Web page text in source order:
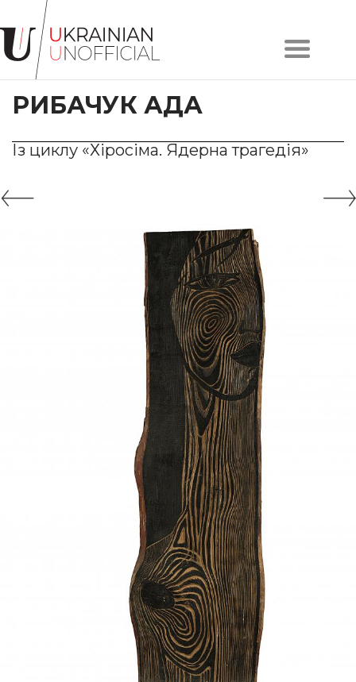
Головна
Про
проєкт
Художники
Твори
Контакти
РИБАЧУК АДА
Із циклу «Хіросіма. Ядерна трагедія»